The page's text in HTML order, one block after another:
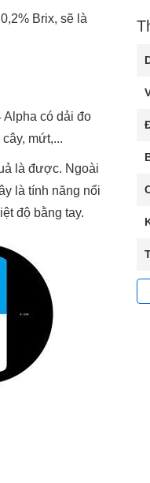
Brix, sẽ là
Alpha có dải đo
mứt,...
là được. Ngoài
là tính năng nổi
độ bằng tay.